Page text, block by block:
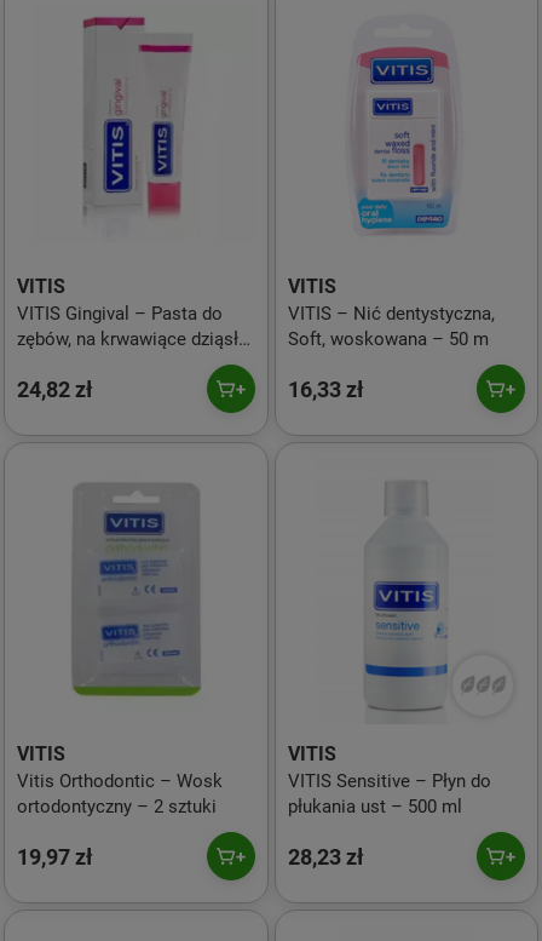
VITIS
VITIS Gingival – Pasta do
zębów, na krwawiące dziąsła
24,82 zł
VITIS
VITIS – Nić dentystyczna,
Soft, woskowana – 50 m
16,33 zł
VITIS
Vitis Orthodontic – Wosk
ortodontyczny – 2 sztuki
19,97 zł
VITIS
VITIS Sensitive – Płyn do
płukania ust – 500 ml
28,23 zł